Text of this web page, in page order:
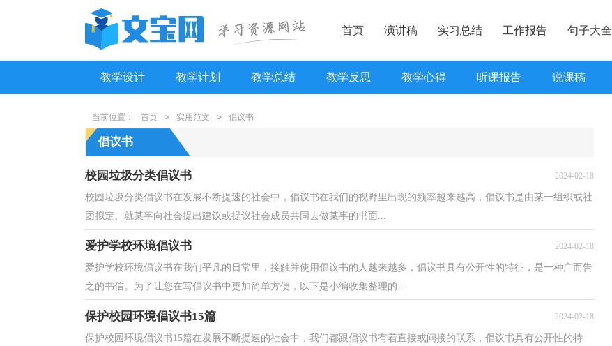
首页 演讲稿 实习总结 工作报告 句子大全
教学设计 教学计划 教学总结 教学反思 教学心得 听课报告 说课稿
当前位置： 首页 > 实用范文 > 倡议书
倡议书
校园垃圾分类倡议书 2024-02-18
校园垃圾分类倡议书在发展不断提速的社会中，倡议书在我们的视野里出现的频率越来越高，倡议书是由某一组织或社
团拟定、就某事向社会提出建议或提议社会成员共同去做某事的书面...
爱护学校环境倡议书 2024-02-18
爱护学校环境倡议书在我们平凡的日常里，接触并使用倡议书的人越来越多，倡议书具有公开性的特征，是一种广而告
之的书信。为了让您在写倡议书中更加简单方便，以下是小编收集整理的...
保护校园环境倡议书15篇 2024-02-18
保护校园环境倡议书15篇在发展不断提速的社会中，我们都跟倡议书有着直接或间接的联系，倡议书具有公开性的特